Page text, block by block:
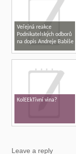
Veřejná reakce
Podnikatelských odborů
na dopis Andreje Babiše
KolEEkTivní vina?
Leave a reply